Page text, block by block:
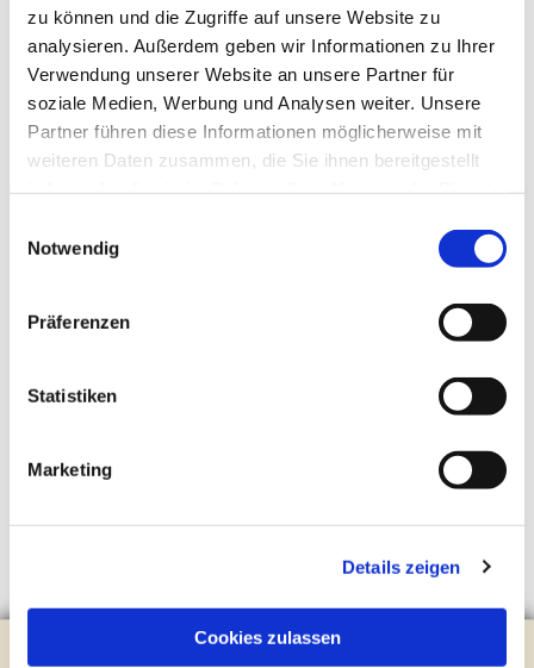
zu können und die Zugriffe auf unsere Website zu
analysieren. Außerdem geben wir Informationen zu Ihrer
Verwendung unserer Website an unsere Partner für
soziale Medien, Werbung und Analysen weiter. Unsere
Partner führen diese Informationen möglicherweise mit
weiteren Daten zusammen, die Sie ihnen bereitgestellt
Notwendig
Präferenzen
Statistiken
Marketing
Details zeigen
Cookies zulassen
An Schultagen
Anette Petrick, Tel. 0151 / 72 14 02 57
Mail: petrick@kirche-steinhagen.de